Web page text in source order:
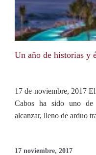
Un año de historias y
17 de noviembre, 2017
Cabos ha sido uno de
alcanzar, lleno de arduo
17 noviembre, 2017